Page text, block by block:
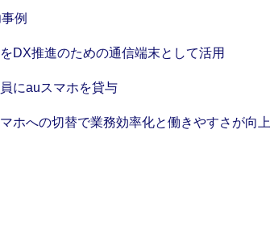
例
DX推進のための通信端末として活用
にauスマホを貸与
ホへの切替で業務効率化と働きやすさが向上